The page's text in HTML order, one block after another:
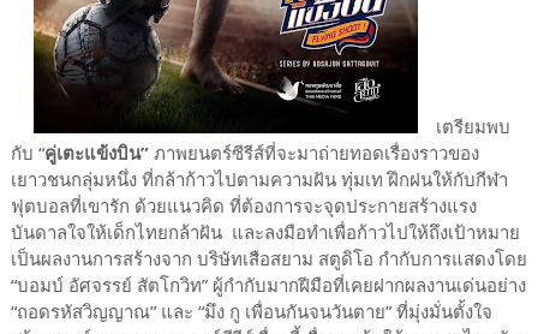
เตรียมพบ
กับ “คู่เตะแข้งบิน”ภาพยนตร์ซีรีส์ที่จะมาถ่ายทอดเรื่องราวของ
เยาวชนกลุ่มหนึ่ง ที่กล้าก้าวไปตามความฝัน ทุ่มเท ฝึกฝนให้กับกีฬา
ฟุตบอลที่เขารัก ด้วยแนวคิด ที่ต้องการจะจุดประกายสร้างแรง
บันดาลใจให้เด็กไทยกล้าฝัน และลงมือทำเพื่อก้าวไปให้ถึงเป้าหมาย
เป็นผลงานการสร้างจาก บริษัทเสือสยาม สตูดิโอ กำกับการแสดงโดย
“บอมบ์ อัศจรรย์ สัตโกวิท” ผู้กำกับมากฝีมือที่เคยฝากผลงานเด่นอย่าง
“ถอดรหัสวิญญาณ” และ “มึง กู เพื่อนกันจนวันตาย” ที่มุ่งมั่นตั้งใจ